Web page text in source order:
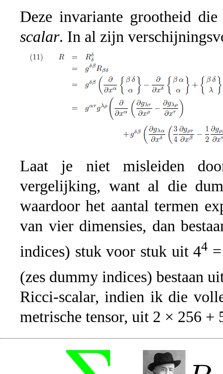
Deze invariante grootheid
scalar. In al zijn
Laat je niet misleiden
vergelijking, want al die
waardoor het aantal termen
van vier dimensies, dan
indices) stuk voor stuk uit 44
(zes dummy indices) bestaan
Ricci-scalar, indien ik die
metrische tensor, uit 2 × 256 +